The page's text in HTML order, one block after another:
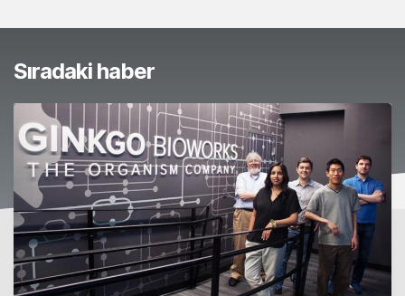
Sıradaki haber